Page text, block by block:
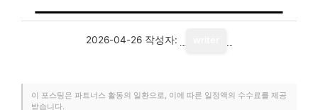
2026-04-26 작성자:
이 포스팅은 파트너스 활동의 일환으로, 이에 따른 일정액의 수수료를 제공
받습니다.